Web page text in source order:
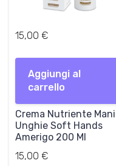
15,00 €
Aggiungi al
carrello
Crema Nutriente Mani
Unghie Soft Hands
Amerigo 200 Ml
15,00 €